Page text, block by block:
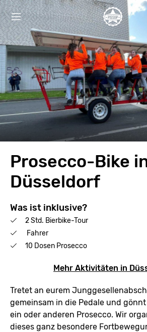
Prosecco-Bike
Düsseldorf
Was ist inklusive?
2 Std. Bierbike-Tour
Fahrer
10 Dosen Prosecco
Mehr Aktivitäten in
Tretet an eurem
gemeinsam in die Pedale und
ein oder anderen Prosecco. Wir
dieses ganz besondere